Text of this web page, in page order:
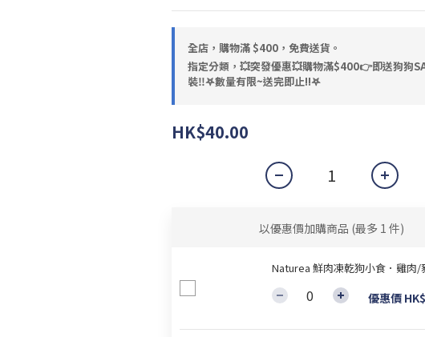
全店，購物滿 $400，免費送貨。
指定分類，💥突發優惠💥購物滿$400👉即送狗狗
裝‼️𖤐數量有限~送完即止!!𖤐
HK$40.00
以優惠價加購商品 (最多 1 件)
Naturea 鮮肉凍乾狗小食．雞肉/
優惠價